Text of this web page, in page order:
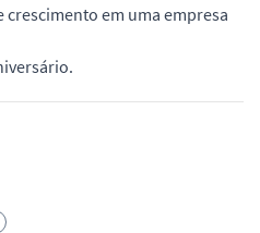
em uma empresa